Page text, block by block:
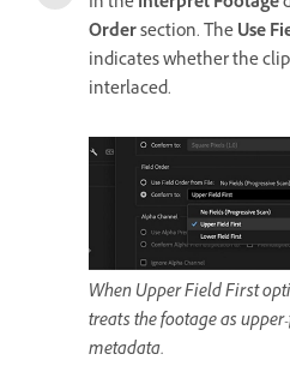
Ordersection. TheUse
indicates whether the
interlaced.
When Upper Field First
treats the footage as
metadata.